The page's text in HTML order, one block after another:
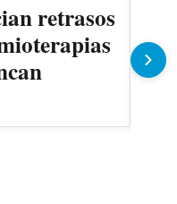
retrasos